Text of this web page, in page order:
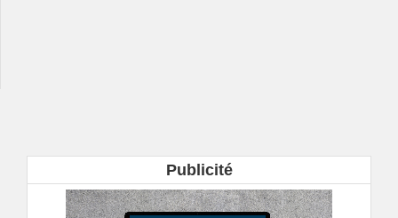
Publicité